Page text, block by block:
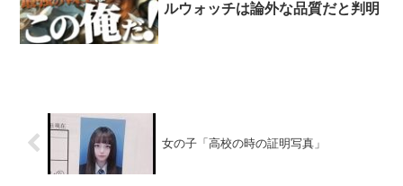
ルウォッチは論外な品質だと判明
女の子「高校の時の証明写真」